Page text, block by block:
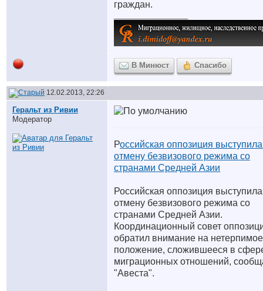
граждан.
В Минюст Спасибо
12.02.2013, 22:26
Геральт из Ривии
Модератор
Российская оппозиция
отмену безвизового режима со
странами Средней Азии
Российская оппозиция
отмену безвизового режима со
странами Средней Азии.
Координационный совет
обратил внимание на нетерпимое
положение, сложившееся в
миграционных отношений,
"Авеста".